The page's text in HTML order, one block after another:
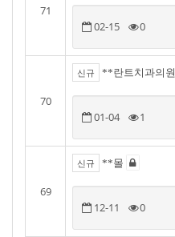
71
02-15 0
70
신규 **란트치과의원
01-04 1
69
신규 **몰
12-11 0